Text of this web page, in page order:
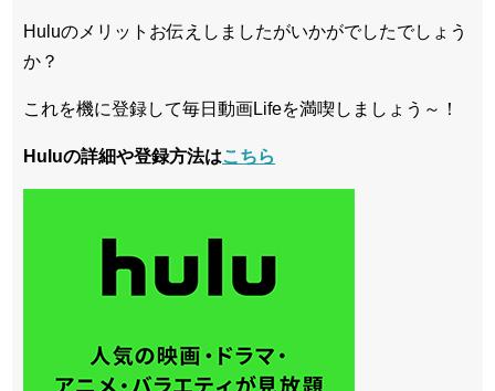
Huluのメリットお伝えしましたがいかがでしたでしょう
か？
これを機に登録して毎日動画Lifeを満喫しましょう～！
Huluの詳細や登録方法はこちら